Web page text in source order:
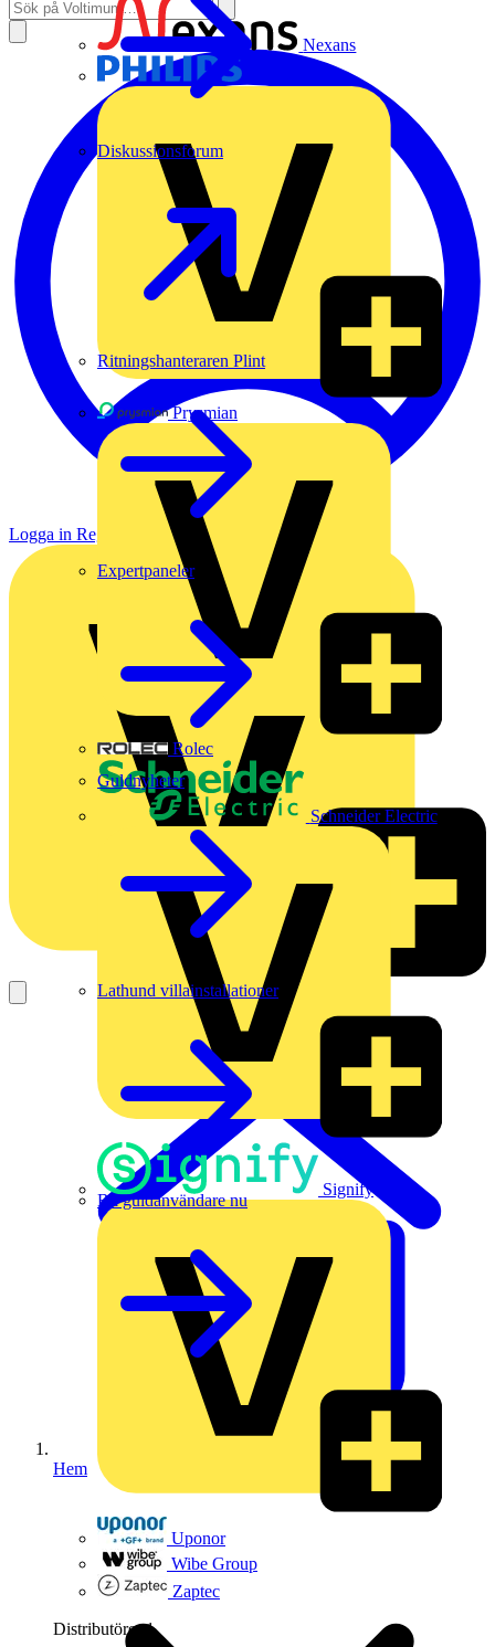
Nexans
Prysmian
Rolec
Schneider Electric
Signify
Uponor
Wibe Group
Zaptec
Distributörer 1
Diskussionsforum
Ritningshanteraren Plint
Expertpaneler
Guldnyheter
Lathund villainstallationer
Bli guldanvändare nu
Logga in Registrera dig
Hem